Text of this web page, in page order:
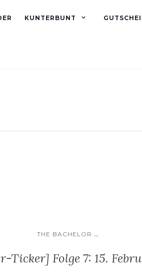
KUNTERBUNT
THE BACHELOR ...
Ticker] Folge 7: 15.